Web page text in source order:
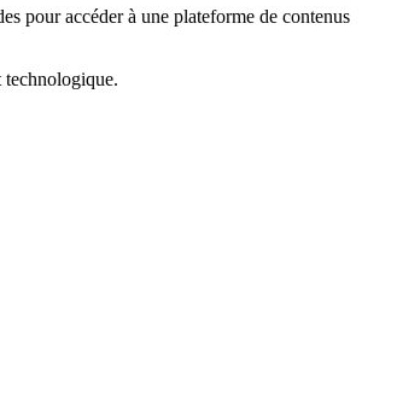
pour accéder à une plateforme de contenus
technologique.